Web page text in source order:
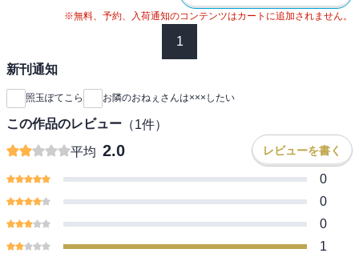
※無料、予約、入荷通知のコンテンツはカートに追加されません。
1
新刊通知
照玉ぽてこら お隣のおねぇさんは×××したい
この作品のレビュー （1件）
平均 2.0 レビューを書く
0
0
0
1